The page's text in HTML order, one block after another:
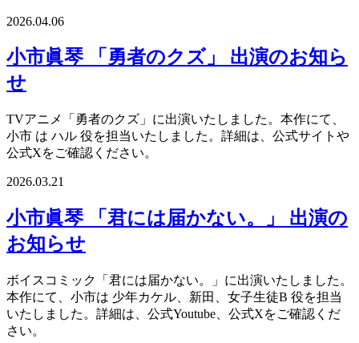
2026.04.06
小市眞琴 「勇者のクズ」 出演のお知ら
せ
TVアニメ「勇者のクズ」に出演いたしました。本作にて、
小市 は ハル 役を担当いたしました。詳細は、公式サイトや
公式Xをご確認ください。
2026.03.21
小市眞琴 「君には届かない。」 出演の
お知らせ
ボイスコミック「君には届かない。」に出演いたしました。
本作にて、小市は 少年カケル、新田、女子生徒B 役を担当
いたしました。詳細は、公式Youtube、公式Xをご確認くだ
さい。